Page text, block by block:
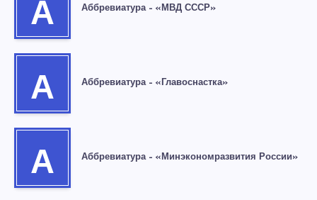
А Аббревиатура – «МВД СССР»
А Аббревиатура – «Главоснастка»
А Аббревиатура – «Минэкономразвития России»